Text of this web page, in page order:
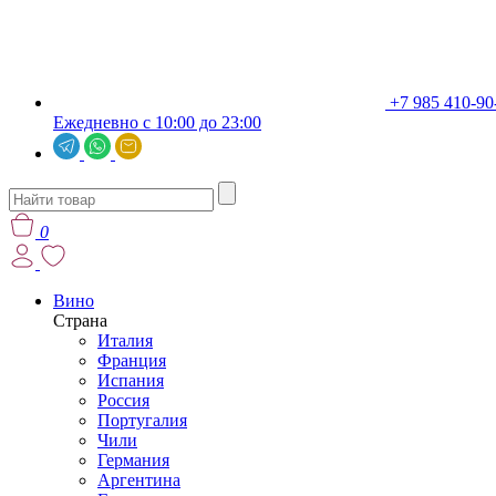
+7 985 410-
Ежедневно с 10:00 до 23:00
0
Вино
Страна
Италия
Франция
Испания
Россия
Португалия
Чили
Германия
Аргентина